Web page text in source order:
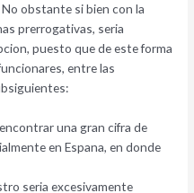
obstante si bien con la
prerrogativas, seri­a
puesto que de este forma
entre las
una gran cifra de
en Espana, en donde
seri­a excesivamente